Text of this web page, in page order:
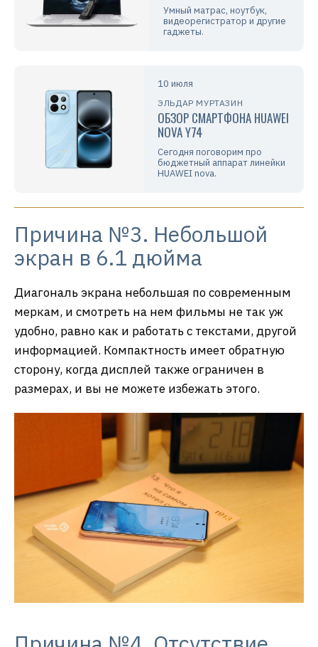
Умный матрас, ноутбук,
видеорегистратор и другие
гаджеты.
10 июля
ЭЛЬДАР МУРТАЗИН
ОБЗОР СМАРТФОНА HUAWEI
NOVA Y74
Сегодня поговорим про
бюджетный аппарат линейки
HUAWEI nova.
Причина №3. Небольшой
экран в 6.1 дюйма
Диагональ экрана небольшая по современным
меркам, и смотреть на нем фильмы не так уж
удобно, равно как и работать с текстами, другой
информацией. Компактность имеет обратную
сторону, когда дисплей также ограничен в
размерах, и вы не можете избежать этого.